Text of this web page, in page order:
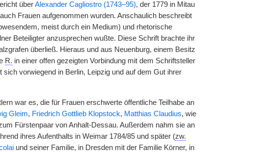
überAlexander Cagliostro (1743–95), der 1779 in Mitau
Frauen aufgenommen wurden. Anschaulich beschreibt
meist durch ein Medium) und rhetorische
Beteiligter anzusprechen wußte. Diese Schrift brachte ihr
überließ. Hieraus und aus Neuenburg, einem Besitz
R. in einer offen gezeigten Vorbindung mit dem Schriftsteller
vorwiegend in Berlin, Leipzig und auf dem Gut ihrer
war es, die für Frauen erschwerte öffentliche Teilhabe an
Gleim, Friedrich Gottlieb Klopstock, Matthias Claudius, wie
Fürstenpaar von Anhalt-Dessau. Außerdem nahm sie an
ihres Aufenthalts in Weimar 1784/85 und später (zw.
und seiner Familie, in Dresden mit der Familie Körner, in